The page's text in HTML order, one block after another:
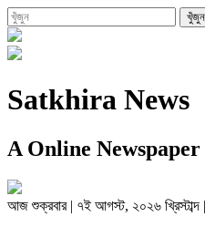
Satkhira News
A Online Newspaper
আজশুক্রবার| ৭ই আগস্ট, ২০২৬ খ্রিস্টাব্দ |